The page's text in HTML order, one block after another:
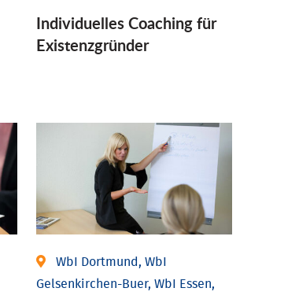
Individu­elles Coaching für
Existenz­gründer
WbI Dortmund, WbI
Gelsenkirchen-Buer, WbI Essen,